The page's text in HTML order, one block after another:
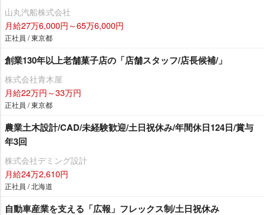
山丸汽船株式会社
月給27万6,000円～65万6,000円
正社員 / 東京都
創業130年以上老舗菓子店の「店舗スタッフ/店長候補/」
株式会社青木屋
月給22万円～33万円
正社員 / 東京都
農業土木設計/CAD/未経験歓迎/土日祝休み/年間休日124日/賞与
年3回
株式会社デミング設計
月給24万2,610円
正社員 / 北海道
自動車産業を支える「広報」フレックス制/土日祝休み